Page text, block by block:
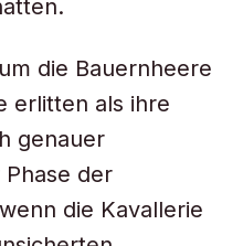
die Bauernheere
erlitten als ihre
genauer
der
die Kavallerie